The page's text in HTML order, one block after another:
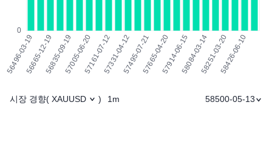
시장 경향( XAUUSD ) 1m 58500-05-13